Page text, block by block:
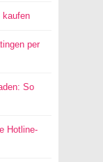
kaufen
per
So
Hotline-